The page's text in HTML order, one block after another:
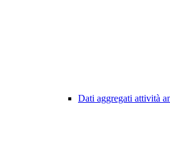
Dati aggregati attività